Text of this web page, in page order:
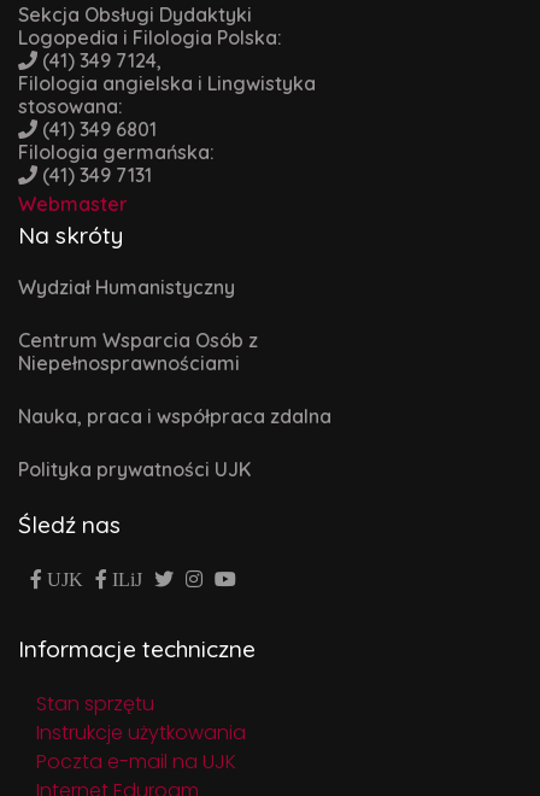
Sekcja Obsługi Dydaktyki
Logopedia i Filologia Polska:
(41) 349 7124,
Filologia angielska i Lingwistyka
stosowana:
(41) 349 6801
Filologia germańska:
(41) 349 7131
Webmaster
Na skróty
Wydział Humanistyczny
Centrum Wsparcia Osób z
Niepełnosprawnościami
Nauka, praca i współpraca zdalna
Polityka prywatności UJK
Śledź nas
UJK ILiJ
Informacje techniczne
Stan sprzętu
Instrukcje użytkowania
Poczta e-mail na UJK
Internet Eduroam